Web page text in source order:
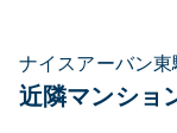
ナイスアーバン東
近隣マンショ